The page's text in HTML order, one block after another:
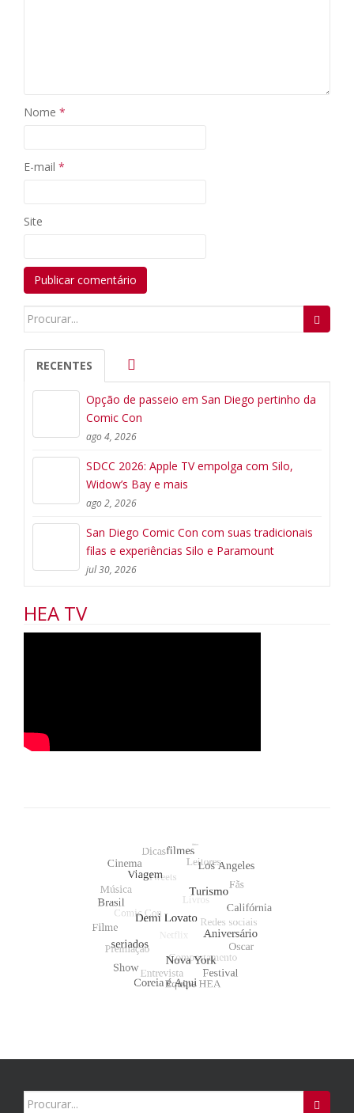
Nome *
E-mail *
Site
Search
RECENTES
Opção de passeio em San Diego pertinho da
Comic Con
ago 4, 2026
SDCC 2026: Apple TV empolga com Silo,
Widow’s Bay e mais
ago 2, 2026
San Diego Comic Con com suas tradicionais
filas e experiências Silo e Paramount
jul 30, 2026
HEA TV
Search